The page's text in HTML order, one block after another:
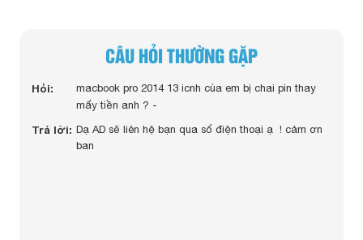
CÂU HỎI THƯỜNG GẶP
Hỏi:
macbook pro 2014 13 icnh của em bị chai pin thay
mấy tiền anh ? -
Trả lời: Dạ AD sẽ liên hệ bạn qua số điện thoại ạ ! cảm ơn
ban